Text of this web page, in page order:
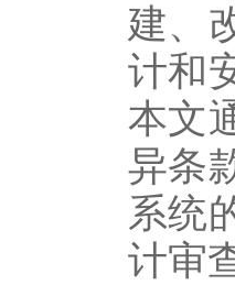
建、
计和
本文
异条
系统
计审